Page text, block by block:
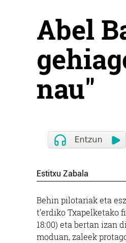
Abel
nau"
Estitxu Zabala
Behin pilotariak eta
t’erdiko Txapelketako
18:00) eta bertan izan
moduan, zaleek